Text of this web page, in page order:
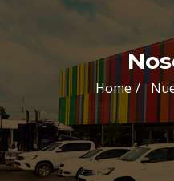
Home